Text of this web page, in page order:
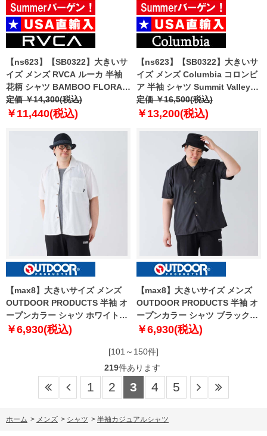
【ns623】【SB0322】大きいサ
イズ メンズ RVCA ルーカ 半袖
花柄 シャツ BAMBOO FLORAL
USA直輸入 avywt00156sh
定価 ￥14,300(税込)
￥11,440(税込)
【ns623】【SB0322】大きいサ
イズ メンズ Columbia コロンビ
ア 半袖 シャツ Summit Valley
Woven S/S Shirt USA直輸入
2071951
定価 ￥16,500(税込)
￥13,200(税込)
【max8】大きいサイズ メンズ
OUTDOOR PRODUCTS 半袖 オ
ープンカラー シャツ ホワイト
1257-4222-1 3L 4L 5L 6L 7L 8L
￥6,930(税込)
【max8】大きいサイズ メンズ
OUTDOOR PRODUCTS 半袖 オ
ープンカラー シャツ ブラック
1257-4222-2 3L 4L 5L 6L 7L 8L
￥6,930(税込)
[101～150件]
219件あります
1 2 3 4 5
ホーム > メンズ > シャツ > 半袖カジュアルシャツ